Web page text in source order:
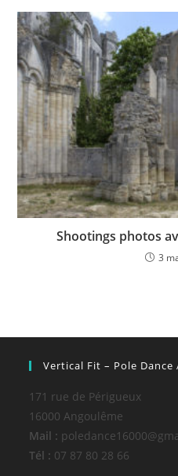
Shootings photos
3
Vertical Fit – Pole Dance
171 rue de Périgueux
16000 Angoulême
Mail :
Tél : 07 87 80 28 66